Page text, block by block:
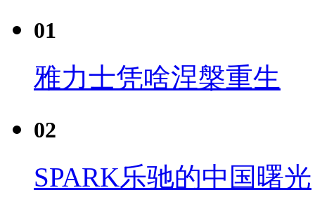
01
雅力士凭啥涅槃重生
02
SPARK乐驰的中国曙光